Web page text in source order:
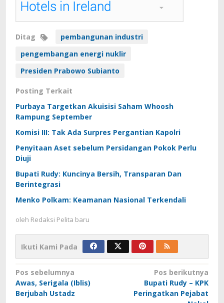
Ditag
pembangunan industri
pengembangan energi nuklir
Presiden Prabowo Subianto
Posting Terkait
Purbaya Targetkan Akuisisi Saham Whoosh
Rampung September
Komisi III: Tak Ada Surpres Pergantian Kapolri
Penyitaan Aset sebelum Persidangan Pokok Perlu
Diuji
Bupati Rudy: Kuncinya Bersih, Transparan Dan
Berintegrasi
Menko Polkam: Keamanan Nasional Terkendali
oleh Redaksi Pelita baru
Ikuti Kami Pada
Navigasi
pos
Pos sebelumnya
Awas, Serigala (Iblis)
Berjubah Ustadz
Pos berikutnya
Bupati Rudy – KPK
Peringatkan Pejabat